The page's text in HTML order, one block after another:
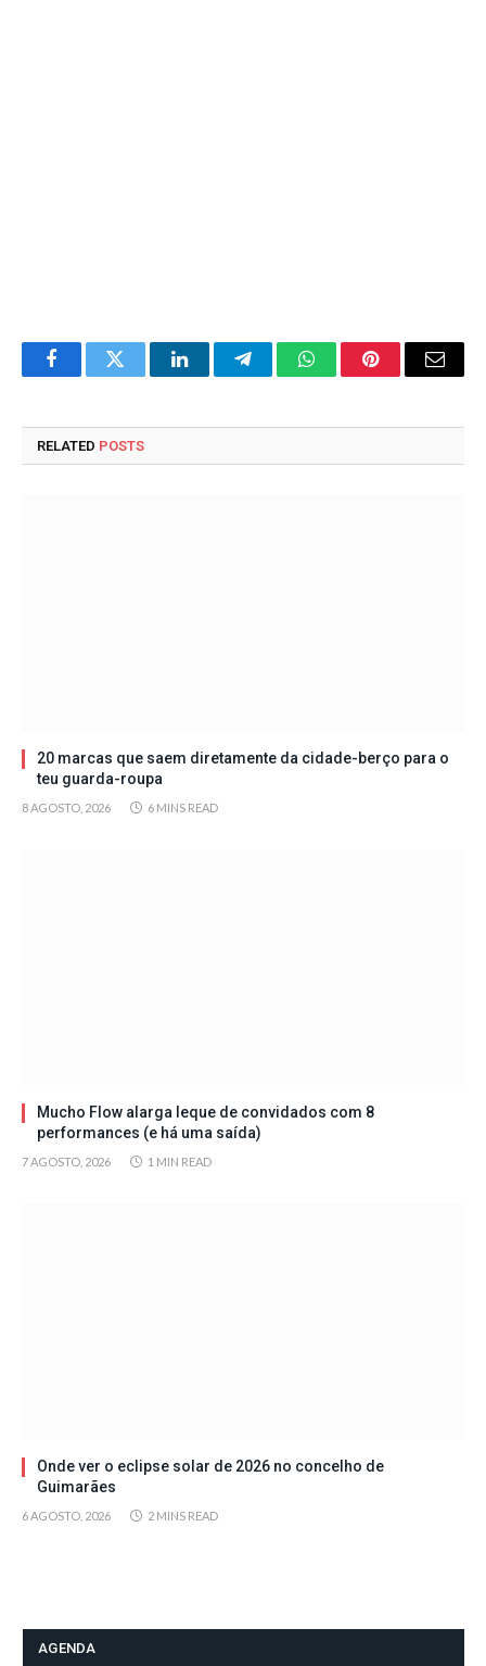
FacebookTwitter LinkedInTelegramWhatsAppPinterestEmail
RELATED POSTS
20 marcas que saem diretamente da cidade-berço para o
teu guarda-roupa
8 AGOSTO, 2026 6 MINS READ
Mucho Flow alarga leque de convidados com 8
performances (e há uma saída)
7 AGOSTO, 2026 1 MIN READ
Onde ver o eclipse solar de 2026 no concelho de
Guimarães
6 AGOSTO, 2026 2 MINS READ
AGENDA